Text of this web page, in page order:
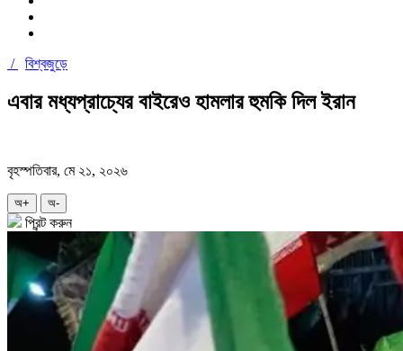
/ বিশ্বজুড়ে
এবার মধ্যপ্রাচ্যের বাইরেও হামলার হুমকি দিল ইরান
বৃহস্পতিবার, মে ২১, ২০২৬
অ+ অ-
প্রিন্ট করুন